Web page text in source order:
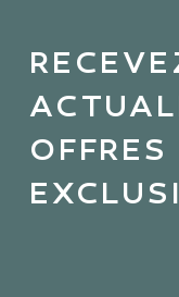
OFFRES